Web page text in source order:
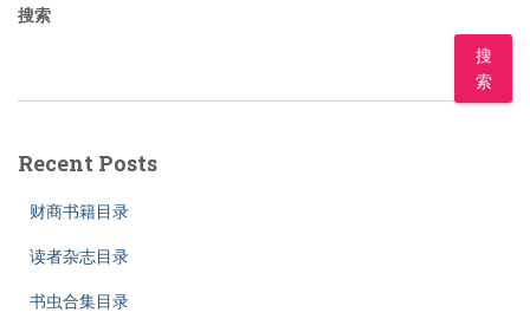
搜索
搜
索
Recent Posts
财商书籍目录
读者杂志目录
书虫合集目录